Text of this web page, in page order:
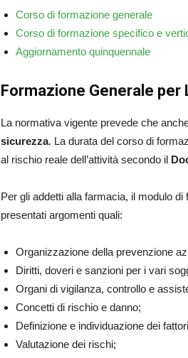
Corso di formazione generale
Corso di formazione specifico e
Aggiornamento quinquennale
Formazione Generale per
La normativa vigente prevede che
sicurezza. La durata del corso di
al rischio reale dell’attività secondo il
Per gli addetti alla farmacia, il modulo
presentati argomenti quali:
Organizzazione della prevenzione
Diritti, doveri e sanzioni per i vari
Organi di vigilanza, controllo e
Concetti di rischio e danno;
Definizione e individuazione dei
Valutazione dei rischi;